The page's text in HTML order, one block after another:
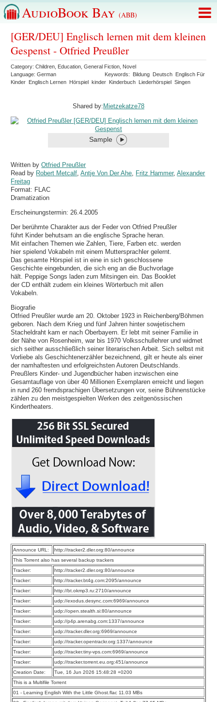
AudioBook Bay (ABB)
[GER/DEU] Englisch lernen mit dem kleinen
Gespenst - Otfried Preußler
Category:Children Education ,General Fiction Novel
Language:German Keywords: Bildung Deutsch Englisch Für
Kinder Englisch Lernen Hörspiel kinder Kinderbuch Liederhörspiel Singen
Shared by: Mietzekatze78
Sample
Written byOtfried Preußler
Read by Robert Metcalf ,Antje Von Der Ahe Fritz Hammer,Alexander
Freitag
Format: FLAC
Dramatization
Erscheinungstermin: 26.4.2005
Der berühmte Charakter aus der Feder von Otfried Preußler
führt Kinder behutsam an die englische Sprache heran.
Mit einfachen Themen wie Zahlen, Tiere, Farben etc. werden
hier spielend Vokabeln mit einem Muttersprachler gelernt.
Das gesamte Hörspiel ist in eine in sich geschlossene
Geschichte eingebunden, die sich eng an die Buchvorlage
hält. Peppige Songs laden zum Mitsingen ein. Das Booklet
der CD enthält zudem ein kleines Wörterbuch mit allen
Vokabeln.
Biografie
Otfried Preußler wurde am 20. Oktober 1923 in Reichenberg/Böhmen
geboren. Nach dem Krieg und fünf Jahren hinter sowjetischem
Stacheldraht kam er nach Oberbayern. Er lebt mit seiner Familie in
der Nähe von Rosenheim, war bis 1970 Volksschullehrer und widmet
sich seither ausschließlich seiner literarischen Arbeit. Sich selbst mit
Vorliebe als Geschichtenerzähler bezeichnend, gilt er heute als einer
der namhaftesten und erfolgreichsten Autoren Deutschlands.
Preußlers Kinder- und Jugendbücher haben inzwischen eine
Gesamtauflage von über 40 Millionen Exemplaren erreicht und liegen
in rund 260 fremdsprachigen Übersetzungen vor, seine Bühnenstücke
zählen zu den meistgespielten Werken des zeitgenössischen
Kindertheaters.
Announce URL:
http://tracker2.dler.org:80/announce
This Torrent also has several backup trackers
Tracker:
http://tracker2.dler.org:80/announce
Tracker:
http://tracker.bt4g.com:2095/announce
Tracker:
http://bt.okmp3.ru:2710/announce
Tracker:
udp://exodus.desync.com:6969/announce
Tracker:
udp://open.stealth.si:80/announce
Tracker:
udp://p4p.arenabg.com:1337/announce
Tracker:
udp://tracker.dler.org:6969/announce
Tracker:
udp://tracker.opentrackr.org:1337/announce
Tracker:
udp://tracker.tiny-vps.com:6969/announce
Tracker:
udp://tracker.torrent.eu.org:451/announce
Creation Date:
Tue, 16 Jun 2026 15:48:28 +0200
This is a Multifile Torrent
01 - Learning English With the Little Ghost.flac 11.03 MBs